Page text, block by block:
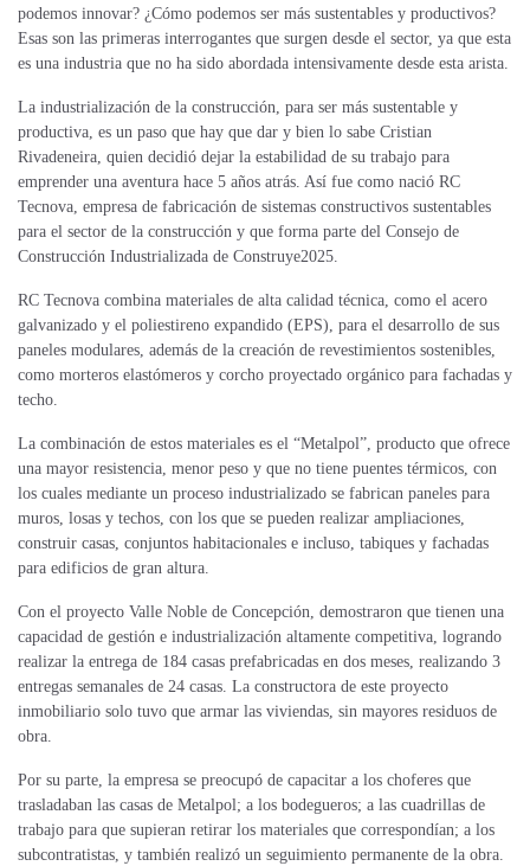
podemos innovar? ¿Cómo podemos ser más sustentables y productivos?
Esas son las primeras interrogantes que surgen desde el sector, ya que esta
es una industria que no ha sido abordada intensivamente desde esta arista.
La industrialización de la construcción, para ser más sustentable y
productiva, es un paso que hay que dar y bien lo sabe Cristian
Rivadeneira, quien decidió dejar la estabilidad de su trabajo para
emprender una aventura hace 5 años atrás. Así fue como nació RC
Tecnova, empresa de fabricación de sistemas constructivos sustentables
para el sector de la construcción y que forma parte del Consejo de
Construcción Industrializada de Construye2025.
RC Tecnova combina materiales de alta calidad técnica, como el acero
galvanizado y el poliestireno expandido (EPS), para el desarrollo de sus
paneles modulares, además de la creación de revestimientos sostenibles,
como morteros elastómeros y corcho proyectado orgánico para fachadas y
techo.
La combinación de estos materiales es el “Metalpol”, producto que ofrece
una mayor resistencia, menor peso y que no tiene puentes térmicos, con
los cuales mediante un proceso industrializado se fabrican paneles para
muros, losas y techos, con los que se pueden realizar ampliaciones,
construir casas, conjuntos habitacionales e incluso, tabiques y fachadas
para edificios de gran altura.
Con el proyecto Valle Noble de Concepción, demostraron que tienen una
capacidad de gestión e industrialización altamente competitiva, logrando
realizar la entrega de 184 casas prefabricadas en dos meses, realizando 3
entregas semanales de 24 casas. La constructora de este proyecto
inmobiliario solo tuvo que armar las viviendas, sin mayores residuos de
obra.
Por su parte, la empresa se preocupó de capacitar a los choferes que
trasladaban las casas de Metalpol; a los bodegueros; a las cuadrillas de
trabajo para que supieran retirar los materiales que correspondían; a los
subcontratistas, y también realizó un seguimiento permanente de la obra.